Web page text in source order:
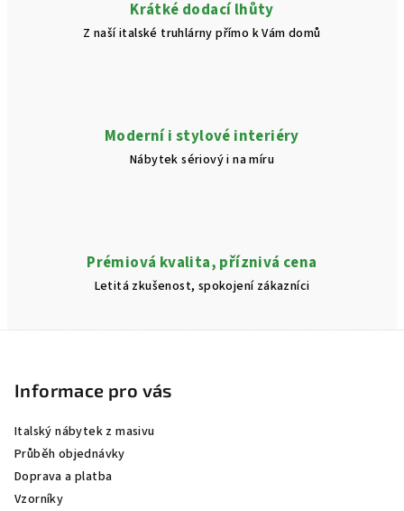
s
u
Krátké dodací lhůty
Z naší italské truhlárny přímo k Vám domů
Moderní i stylové interiéry
Nábytek sériový i na míru
Prémiová kvalita, příznivá cena
Letitá zkušenost, spokojení zákazníci
Informace pro vás
Italský nábytek z masivu
Průběh objednávky
Doprava a platba
Vzorníky